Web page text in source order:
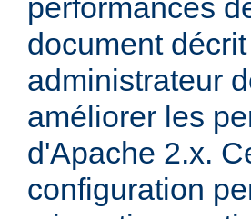
performances
document
administrateur
améliorer les
d'Apache 2.x.
configuration